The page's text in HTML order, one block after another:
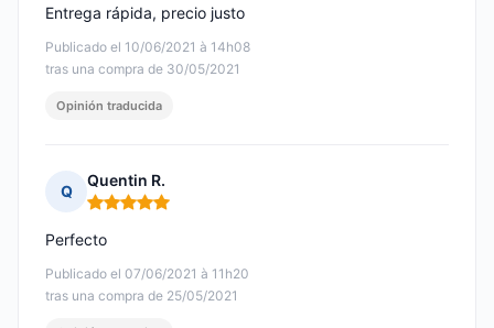
Publicado el 10/06/2021 à 14h08
tras una compra de 30/05/2021
Entrega rápida, precio justo
Opinión traducida
Q
Quentin R.
Nota: 5 de 5
Publicado el 07/06/2021 à 11h20
tras una compra de 25/05/2021
Perfecto